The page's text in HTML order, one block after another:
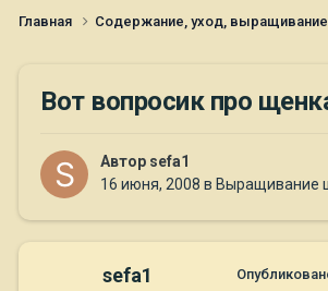
Главная Содержание, уход, выращивание
Вот вопросик про
Автор sefa1
16 июня, 2008 в Выращивание
sefa1